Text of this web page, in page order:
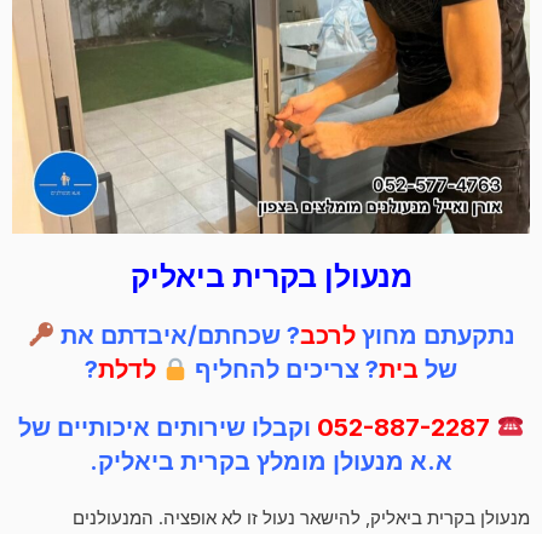
מנעולן בקרית ביאליק
נתקעתם מחוץלרכב? שכחתם/איבדתם את
של בית? צריכים להחליף לדלת?
052-887-2287 וקבלו שירותים איכותיים של
א.א מנעולן מומלץ בקרית ביאליק.
מנעולן בקרית ביאליק, להישאר נעול זו לא אופציה. המנעולנים